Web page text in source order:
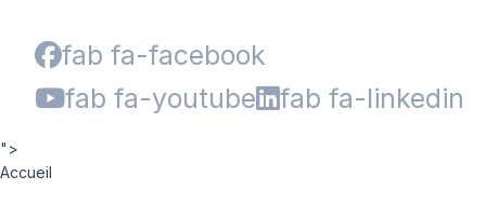
fab fa-facebook
fab fa-youtube
fab fa-linkedin
">
Accueil